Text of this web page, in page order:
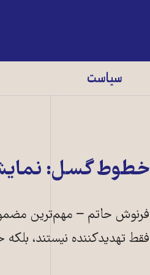
سیاست
خطوط گسل:
فرنوش حاتم – مهم‌ترین
فقط تهدیدکننده نیستند،